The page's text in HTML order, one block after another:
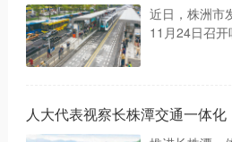
近日，株洲市
11月24日召开
人大代表视察长株潭交通一体化